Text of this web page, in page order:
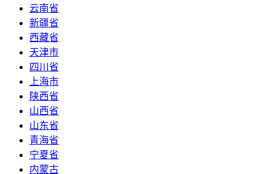
云南省
新疆省
西藏省
天津市
四川省
上海市
陕西省
山西省
山东省
青海省
宁夏省
内蒙古